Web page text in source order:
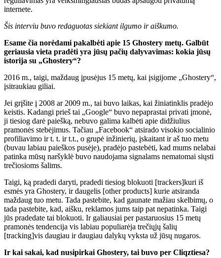
internete.
Šis interviu buvo redaguotas siekiant ilgumo ir aiškumo.
Esame čia norėdami pakalbėti apie 15 Ghostery metų. Galbūt
geriausia vieta pradėti yra jūsų pačių dalyvavimas: kokia jūsų
istorija su „Ghostery“?
2016 m., taigi, maždaug įpusėjus 15 metų, kai įsigijome „Ghostery“,
įsitraukiau giliai.
Jei grįšite į 2008 ar 2009 m., tai buvo laikas, kai žiniatinklis pradėjo
keistis. Kadangi prieš tai „Google“ buvo nepaprastai privati ​​įmonė,
ji tiesiog darė paiešką, nebuvo galima kalbėti apie didžiulius
pramonės stebėjimus. Tačiau „Facebook“ atsirado visokio socialinio
profiliavimo ir t. t. ir t.t., o grupė inžinierių, įskaitant ir aš tuo metu
(buvau labiau paieškos pusėje), pradėjo pastebėti, kad mums nelabai
patinka mūsų naršyklė buvo naudojama signalams nematomai siųsti
trečiosioms šalims.
Taigi, ką pradedi daryti, pradedi tiesiog blokuoti [trackers]kuri iš
esmės yra Ghostery, ir daugelis [other products] kurie atsiranda
maždaug tuo metu. Tada pastebite, kad gaunate mažiau skelbimų, o
tada pastebite, kad, aišku, reklamos jums taip pat nepatinka. Taigi
jūs pradedate tai blokuoti. Ir galiausiai per pastaruosius 15 metų
pramonės tendencija vis labiau populiarėja trečiųjų šalių
[tracking]vis daugiau ir daugiau dalykų vyksta už jūsų nugaros.
Ir kai sakai, kad nusipirkai Ghostery, tai buvo per Cliqztiesa?